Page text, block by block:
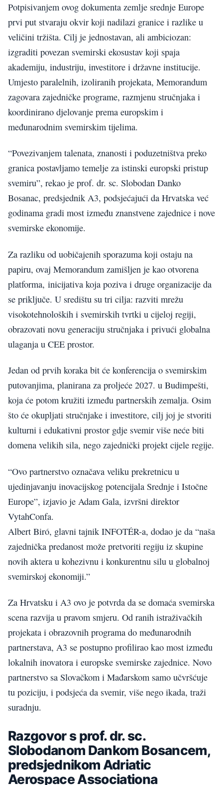
Potpisivanjem ovog dokumenta zemlje srednje Europe
prvi put stvaraju okvir koji nadilazi granice i razlike u
veličini tržišta. Cilj je jednostavan, ali ambiciozan:
izgraditi povezan svemirski ekosustav koji spaja
akademiju, industriju, investitore i državne institucije.
Umjesto paralelnih, izoliranih projekata, Memorandum
zagovara zajedničke programe, razmjenu stručnjaka i
koordinirano djelovanje prema europskim i
međunarodnim svemirskim tijelima.
“Povezivanjem talenata, znanosti i poduzetništva preko
granica postavljamo temelje za istinski europski pristup
svemiru”, rekao je prof. dr. sc. Slobodan Danko
Bosanac, predsjednik A3, podsjećajući da Hrvatska već
godinama gradi most između znanstvene zajednice i nove
svemirske ekonomije.
Za razliku od uobičajenih sporazuma koji ostaju na
papiru, ovaj Memorandum zamišljen je kao otvorena
platforma, inicijativa koja poziva i druge organizacije da
se priključe. U središtu su tri cilja: razviti mrežu
visokotehnoloških i svemirskih tvrtki u cijeloj regiji,
obrazovati novu generaciju stručnjaka i privući globalna
ulaganja u CEE prostor.
Jedan od prvih koraka bit će konferencija o svemirskim
putovanjima, planirana za proljeće 2027. u Budimpešti,
koja će potom kružiti između partnerskih zemalja. Osim
što će okupljati stručnjake i investitore, cilj joj je stvoriti
kulturni i edukativni prostor gdje svemir više neće biti
domena velikih sila, nego zajednički projekt cijele regije.
“Ovo partnerstvo označava veliku prekretnicu u
ujedinjavanju inovacijskog potencijala Srednje i Istočne
Europe”, izjavio je Adam Gala, izvršni direktor
VytahConfa.
Albert Biró, glavni tajnik INFOTÉR-a, dodao je da “naša
zajednička predanost može pretvoriti regiju iz skupine
novih aktera u kohezivnu i konkurentnu silu u globalnoj
svemirskoj ekonomiji.”
Za Hrvatsku i A3 ovo je potvrda da se domaća svemirska
scena razvija u pravom smjeru. Od ranih istraživačkih
projekata i obrazovnih programa do međunarodnih
partnerstava, A3 se postupno profilirao kao most između
lokalnih inovatora i europske svemirske zajednice. Novo
partnerstvo sa Slovačkom i Mađarskom samo učvršćuje
tu poziciju, i podsjeća da svemir, više nego ikada, traži
suradnju.
Razgovor s prof. dr. sc.
Slobodanom Dankom Bosancem,
predsjednikom Adriatic
Aerospace Associationa